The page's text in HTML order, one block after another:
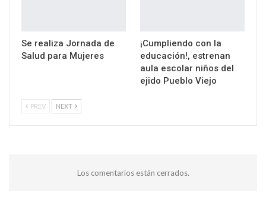
Se realiza Jornada de
Salud para Mujeres
¡Cumpliendo con la
educación!, estrenan
aula escolar niños del
ejido Pueblo Viejo
PREV NEXT
Los comentarios están cerrados.